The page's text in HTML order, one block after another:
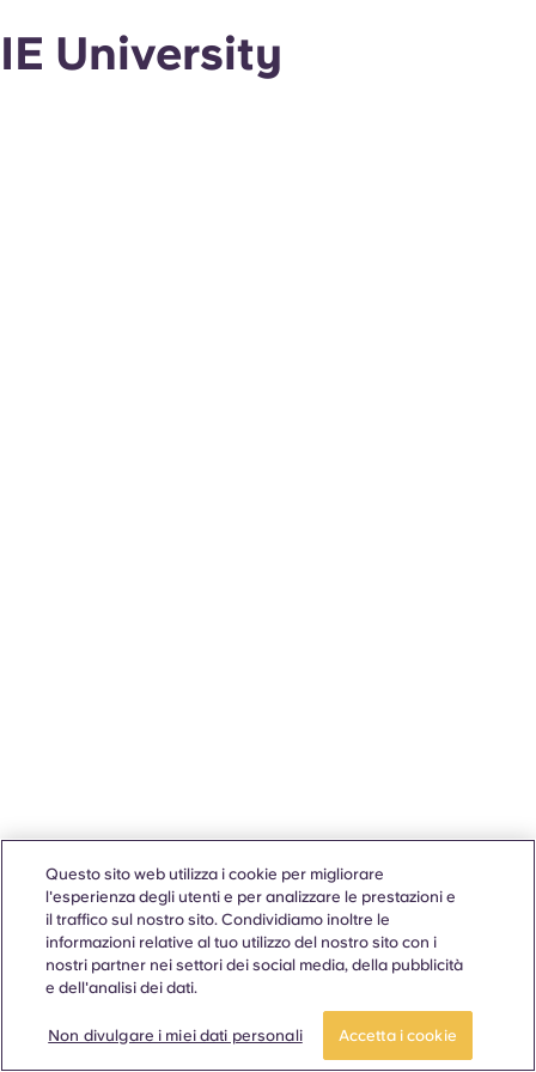
IE University
Questo sito web utilizza i cookie per migliorare
l'esperienza degli utenti e per analizzare le prestazioni e
il traffico sul nostro sito. Condividiamo inoltre le
informazioni relative al tuo utilizzo del nostro sito con i
nostri partner nei settori dei social media, della pubblicità
e dell'analisi dei dati.
Non divulgare i miei dati personali Accetta i cookie